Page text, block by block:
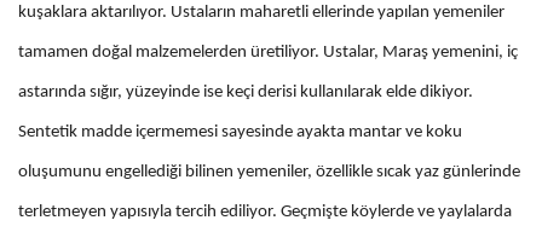
kuşaklara aktarılıyor. Ustaların maharetli ellerinde yapılan yemeniler
tamamen doğal malzemelerden üretiliyor. Ustalar, Maraş yemenini, iç
astarında sığır, yüzeyinde ise keçi derisi kullanılarak elde dikiyor.
Sentetik madde içermemesi sayesinde ayakta mantar ve koku
oluşumunu engellediği bilinen yemeniler, özellikle sıcak yaz günlerinde
terletmeyen yapısıyla tercih ediliyor. Geçmişte köylerde ve yaylalarda